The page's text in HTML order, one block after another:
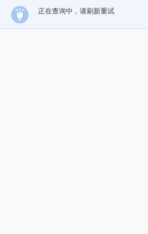
正在查询中，请刷新重试